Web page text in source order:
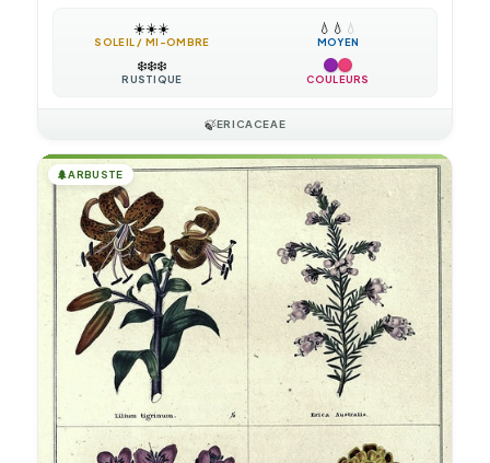
☀️☀️☀️
SOLEIL / MI-OMBRE
💧 💧 💧
MOYEN
❄️❄️❄️
RUSTIQUE COULEURS
🍃ERICACEAE
🌲ARBUSTE